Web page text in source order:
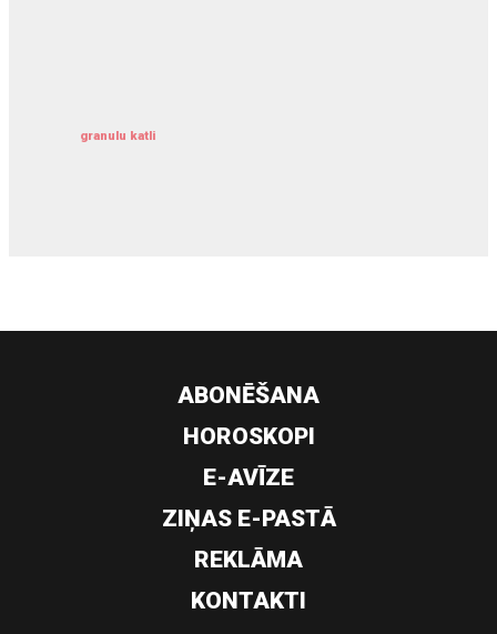
granulu katli
ABONĒŠANA
HOROSKOPI
E-AVĪZE
ZIŅAS E-PASTĀ
REKLĀMA
KONTAKTI